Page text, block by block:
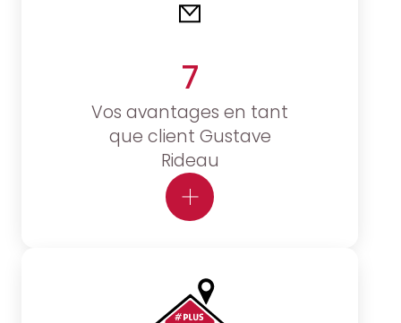
7
Vos avantages en tant
que client Gustave
Rideau